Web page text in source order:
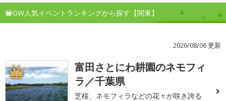
GW人気イベントランキングから探す【関東】
2026/08/06 更新
1
富田さとにわ耕園のネモフィ
ラ／千葉県
芝桜、ネモフィラなどの花々が咲き誇る